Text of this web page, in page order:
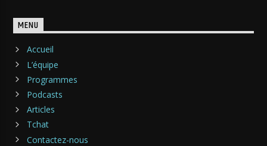
MENU
Accueil
L’équipe
Programmes
Podcasts
Articles
Tchat
Contactez-nous